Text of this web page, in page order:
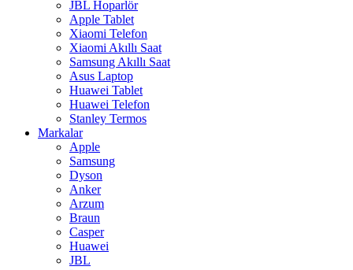
JBL Hoparlör
Apple Tablet
Xiaomi Telefon
Xiaomi Akıllı Saat
Samsung Akıllı Saat
Asus Laptop
Huawei Tablet
Huawei Telefon
Stanley Termos
Markalar
Apple
Samsung
Dyson
Anker
Arzum
Braun
Casper
Huawei
JBL